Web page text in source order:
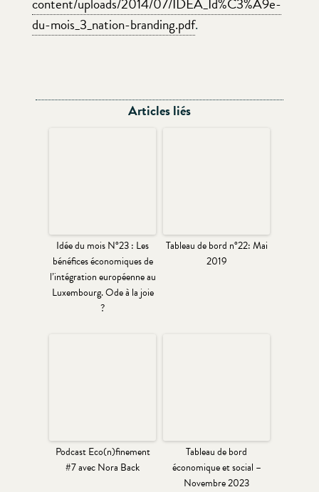
content/uploads/2014/07/IDEA_Id%C3%A9e-
du-mois_3_nation-branding.pdf.
Articles liés
Idée du mois N°23 : Les
bénéfices économiques de
l’intégration européenne au
Luxembourg. Ode à la joie
?
Tableau de bord n°22: Mai
2019
Podcast Eco(n)finement
#7 avec Nora Back
Tableau de bord
économique et social –
Novembre 2023